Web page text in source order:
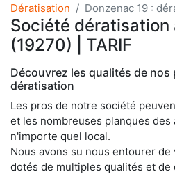
Dératisation Donzenac 19 :
Société dératisation
(19270) | TARIF
Découvrez les qualités de
dératisation
Les pros de notre société
et les nombreuses planques des
n'importe quel local.
Nous avons su nous entourer
dotés de multiples qualités et de